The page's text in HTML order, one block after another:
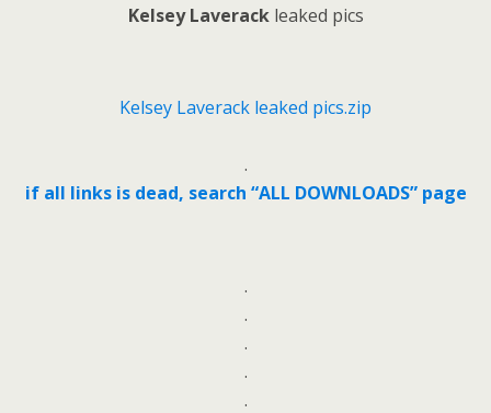
Kelsey Laverackleaked pics
Kelsey Laverack leaked pics.zip
.
if all links is dead, search “ALL DOWNLOADS” page
.
.
.
.
.